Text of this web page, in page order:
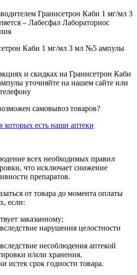
Гранисетрон Каби 1 мг/мл 3
– Лабесфал Лабораториос
Каби 1 мг/мл 3 мл №5 ампулы
и скидках на Гранисетрон Каби
уточняйте на нашем сайте или
самовывоз товаров?
которых есть наши аптеки
всех необходимых правил
что исключает снижение
препаратов.
от товара до момента оплаты
если:
заказанному;
нарушения целостности
несоблюдения аптекой
и/или хранения.
истек срок годности товара.